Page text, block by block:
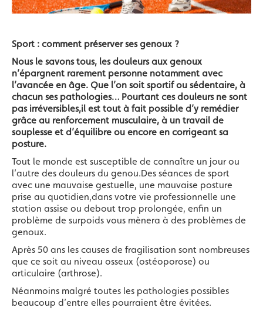
Sport : comment préserver ses genoux ?
Nous le savons tous, les douleurs aux genoux
n’épargnent rarement personne notamment avec
l’avancée en âge. Que l’on soit sportif ou sédentaire, à
chacun ses pathologies… Pourtant ces douleurs ne sont
pas irréversibles,il est tout à fait possible d’y remédier
grâce au renforcement musculaire, à un travail de
souplesse et d’équilibre ou encore en corrigeant sa
posture.
Tout le monde est susceptible de connaître un jour ou
l’autre des douleurs du genou.Des séances de sport
avec une mauvaise gestuelle, une mauvaise posture
prise au quotidien,dans votre vie professionnelle une
station assise ou debout trop prolongée, enfin un
problème de surpoids vous mènera à des problèmes de
genoux.
Après 50 ans les causes de fragilisation sont nombreuses
que ce soit au niveau osseux (ostéoporose) ou
articulaire (arthrose).
Néanmoins malgré toutes les pathologies possibles
beaucoup d’entre elles pourraient être évitées.